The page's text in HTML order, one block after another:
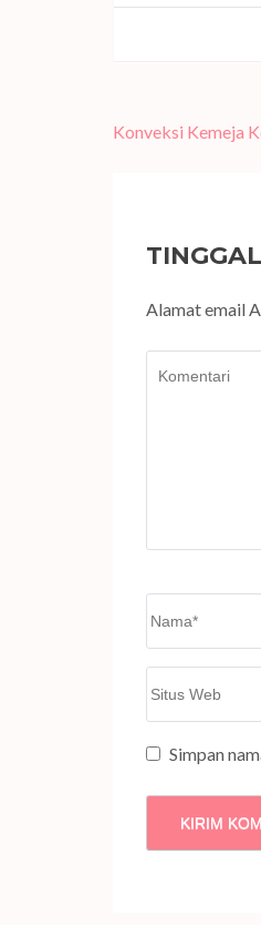
Navigasi
Konveksi Kemeja
Alamat email
Simpan